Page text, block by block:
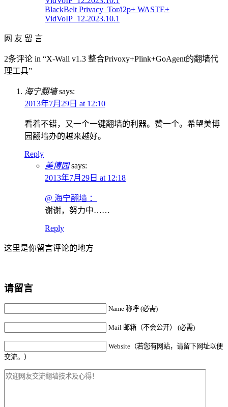
BlackBelt Privacy_Tor/i2p+ WASTE+
VidVoIP_12.2023.10.1
网 友 留 言
2条评论 in “X-Wall v1.3 整合Privoxy+Plink+GoAgent的翻墙代
理工具”
海宁翻墙 says:
2013年7月29日 at 12:10
看着不错，又一个一键翻墙的利器。赞一个。希望美博
园翻墙办的越来越好。
Reply
美博园 says:
2013年7月29日 at 12:18
@ 海宁翻墙 ：
谢谢，努力中……
Reply
这里是你留言评论的地方
请留言
Name 称呼 (必需)
Mail 邮箱（不会公开） (必需)
Website（若您有网站，请留下网址以便
交流。）